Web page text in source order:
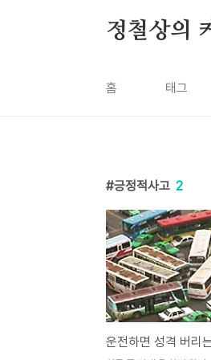
정철상의
홈 태그
긍정적사고 2
운전하면 성격 버리